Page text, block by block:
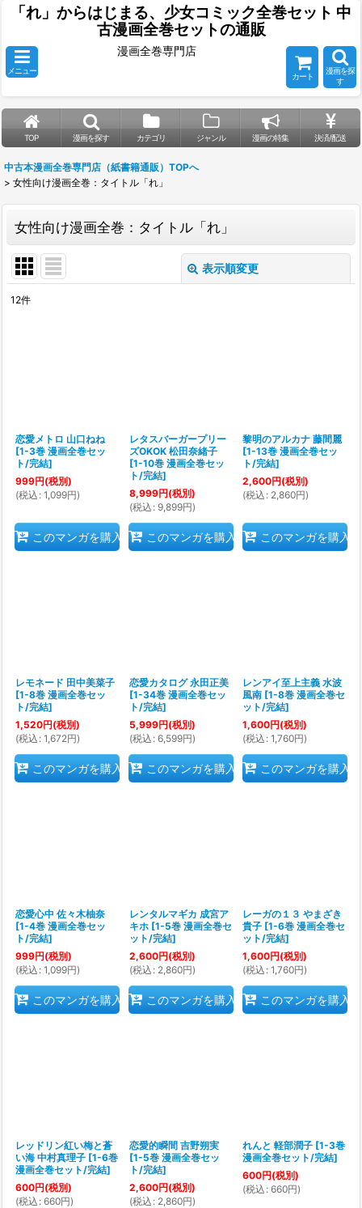
「れ」からはじまる、少女コミック全巻セット 中
古漫画全巻セットの通販
メニュー
漫画全巻専門店
カート
漫画を探
す
TOP 漫画を探す カテゴリ ジャンル 漫画の特集 決済/配送
中古本漫画全巻専門店（紙書籍通販）TOPへ
> 女性向け漫画全巻：タイトル「れ」
女性向け漫画全巻：タイトル「れ」
表示順変更
12件
恋愛メトロ 山口ねね
[1-3巻 漫画全巻セッ
ト/完結]
999円(税別)
(税込 : 1,099円)
このマンガを購入
レタスバーガープリー
ズOKOK 松田奈緒子
[1-10巻 漫画全巻セッ
ト/完結]
8,999円(税別)
(税込 : 9,899円)
このマンガを購入
黎明のアルカナ 藤間麗
[1-13巻 漫画全巻セッ
ト/完結]
2,600円(税別)
(税込 : 2,860円)
このマンガを購入
レモネード 田中美菜子
[1-8巻 漫画全巻セッ
ト/完結]
1,520円(税別)
(税込 : 1,672円)
このマンガを購入
恋愛カタログ 永田正美
[1-34巻 漫画全巻セッ
ト/完結]
5,999円(税別)
(税込 : 6,599円)
このマンガを購入
レンアイ至上主義 水波
風南 [1-8巻 漫画全巻セ
ット/完結]
1,600円(税別)
(税込 : 1,760円)
このマンガを購入
恋愛心中 佐々木柚奈
[1-4巻 漫画全巻セッ
ト/完結]
999円(税別)
(税込 : 1,099円)
このマンガを購入
レンタルマギカ 成宮ア
キホ [1-5巻 漫画全巻セ
ット/完結]
2,600円(税別)
(税込 : 2,860円)
このマンガを購入
レーガの１３ やまざき
貴子 [1-6巻 漫画全巻セ
ット/完結]
1,600円(税別)
(税込 : 1,760円)
このマンガを購入
レッドリン紅い梅と蒼
い海 中村真理子 [1-6巻
漫画全巻セット/完結]
600円(税別)
(税込 : 660円)
恋愛的瞬間 吉野朔実
[1-5巻 漫画全巻セッ
ト/完結]
2,600円(税別)
(税込 : 2,860円)
れんと 軽部潤子 [1-3巻
漫画全巻セット/完結]
600円(税別)
(税込 : 660円)